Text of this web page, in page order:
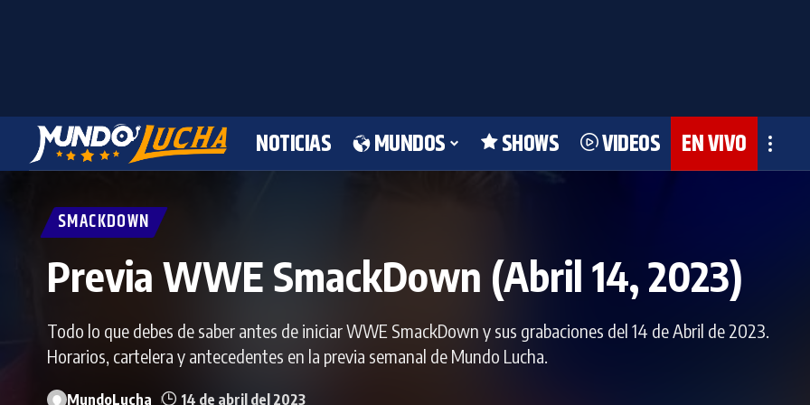
NOTICIAS MUNDOS SHOWS VIDEOS EN VIVO
SMACKDOWN
Previa WWE SmackDown (Abril 14, 2023)
Todo lo que debes de saber antes de iniciar WWE SmackDown y sus grabaciones del 14 de Abril de 2023.
Horarios, cartelera y antecedentes en la previa semanal de Mundo Lucha.
MundoLucha 14 de abril del 2023